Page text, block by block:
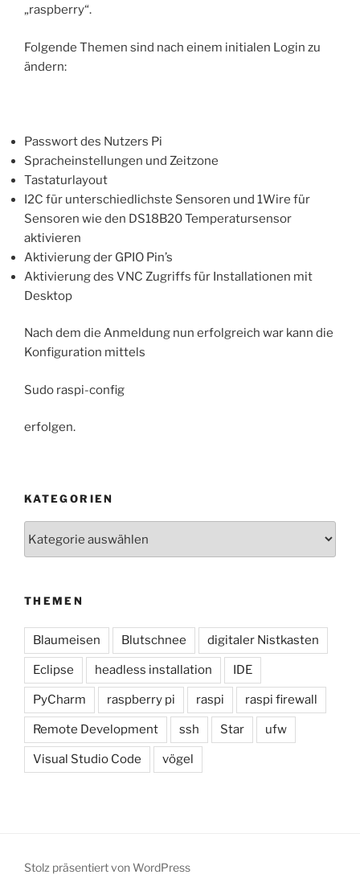
„raspberry“.
Folgende Themen sind nach einem initialen Login zu
ändern:
Passwort des Nutzers Pi
Spracheinstellungen und Zeitzone
Tastaturlayout
I2C für unterschiedlichste Sensoren und 1Wire für
Sensoren wie den DS18B20 Temperatursensor
aktivieren
Aktivierung der GPIO Pin’s
Aktivierung des VNC Zugriffs für Installationen mit
Desktop
Nach dem die Anmeldung nun erfolgreich war kann die
Konfiguration mittels
Sudo raspi-config
erfolgen.
KATEGORIEN
THEMEN
Blaumeisen Blutschnee digitaler Nistkasten
Eclipse headless installation IDE
PyCharm raspberry pi raspi raspi firewall
Remote Development ssh Star ufw
Visual Studio Code vögel
Stolz präsentiert von WordPress